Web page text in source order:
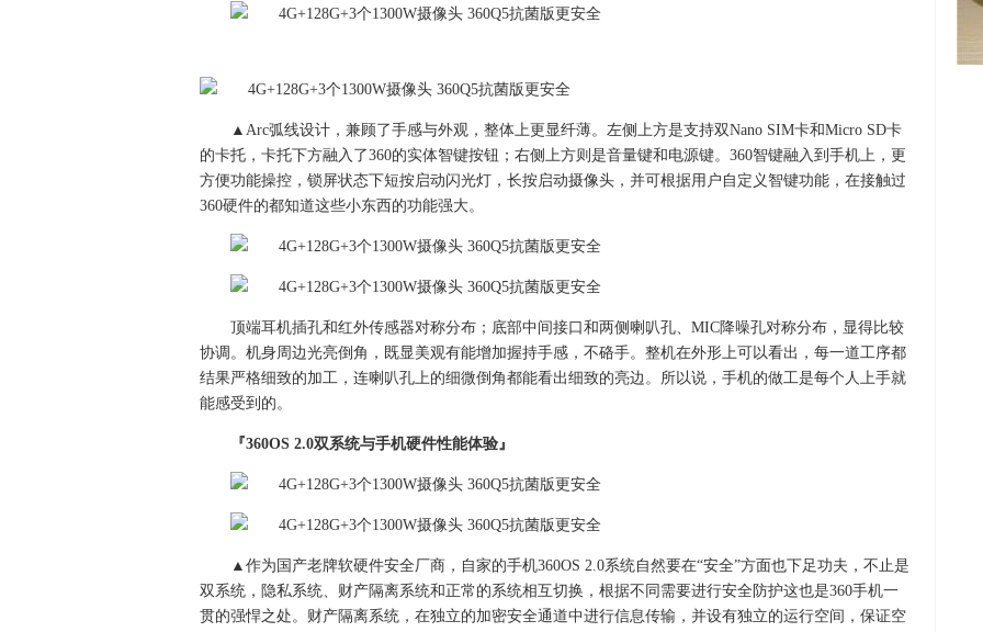
▲Arc弧线设计，兼顾了手感与外观，整体上更显纤薄。左侧上方是支持双Nano SIM卡和Micro SD卡
的卡托，卡托下方融入了360的实体智键按钮；右侧上方则是音量键和电源键。360智键融入到手机上，更
方便功能操控，锁屏状态下短按启动闪光灯，长按启动摄像头，并可根据用户自定义智键功能，在接触过
360硬件的都知道这些小东西的功能强大。
顶端耳机插孔和红外传感器对称分布；底部中间接口和两侧喇叭孔、MIC降噪孔对称分布，显得比较
协调。机身周边光亮倒角，既显美观有能增加握持手感，不硌手。整机在外形上可以看出，每一道工序都
结果严格细致的加工，连喇叭孔上的细微倒角都能看出细致的亮边。所以说，手机的做工是每个人上手就
能感受到的。
『360OS 2.0双系统与手机硬件性能体验』
▲作为国产老牌软硬件安全厂商，自家的手机360OS 2.0系统自然要在“安全”方面也下足功夫，不止是
双系统，隐私系统、财产隔离系统和正常的系统相互切换，根据不同需要进行安全防护这也是360手机一
贯的强悍之处。财产隔离系统，在独立的加密安全通道中进行信息传输，并设有独立的运行空间，保证空